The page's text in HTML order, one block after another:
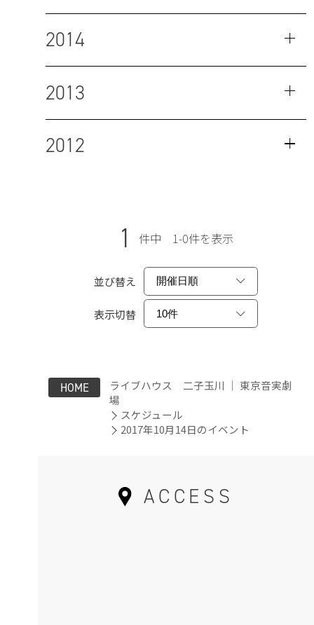
2014
2013
2012
1 件中 1-0件を表示
並び替え
表示切替
HOME
ライブハウス 二子玉川 ｜ 東京音実劇
場
スケジュール
2017年10月14日のイベント
ACCESS